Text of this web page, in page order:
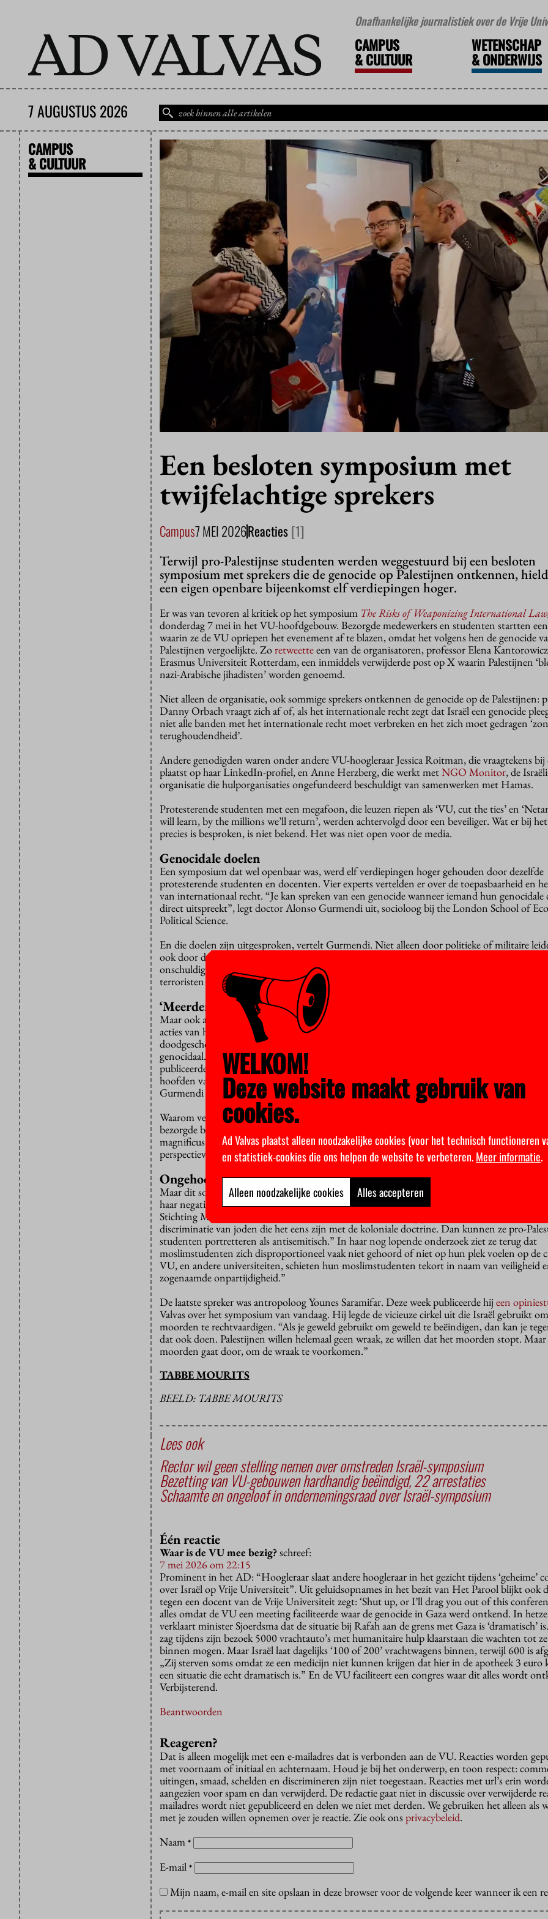
Onafhankelijke journalistiek over de Vrije
CAMPUS
&CULTUUR
WETENSCHAP
&ONDERWIJS
7 AUGUSTUS 2026
CAMPUS
& CULTUUR
Een besloten symposium met
twijfelachtige sprekers
Campus7 MEI 2026Reacties[1]
Terwijl pro-Palestijnse studenten werden weggestuurd bij een besloten
symposium met sprekers die de genocide op Palestijnen ontkennen,
een eigen openbare bijeenkomst elf verdiepingen hoger.
Er was van tevoren al kritiek op het symposium The Risks of Weaponizing International Law
donderdag 7 mei in het VU-hoofdgebouw. Bezorgde medewerkers en studenten startten een
waarin ze de VU opriepen het evenement af te blazen, omdat het volgens hen de genocide
Palestijnen vergoelijkte. Zoretweetteeen van de organisatoren, professor Elena
Erasmus Universiteit Rotterdam, een inmiddels verwijderde post op X waarin Palestijnen
nazi-Arabische jihadisten’ worden genoemd.
Niet alleen de organisatie, ook sommige sprekers ontkennen de genocide op de Palestijnen:
Danny Orbach vraagt zich af of, als het internationale recht zegt dat Israël een genocide
niet alle banden met het internationale recht moet verbreken en het zich moet gedragen
terughoudendheid’.
Andere genodigden waren onder andere VU-hoogleraar Jessica Roitman, die vraagtekens bij
plaatst op haar LinkedIn-profiel, en Anne Herzberg, die werkt metNGO Monitor, de
organisatie die hulporganisaties ongefundeerd beschuldigt van samenwerken met Hamas.
Protesterende studenten met een megafoon, die leuzen riepen als ‘VU, cut the ties’ en
will learn, by the millions we’ll return’, werden achtervolgd door een beveiliger. Wat er bij
precies is besproken, is niet bekend. Het was niet open voor de media.
Genocidale doelen
Een symposium dat wel openbaar was, werd elf verdiepingen hoger gehouden door dezelfde
protesterende studenten en docenten. Vier experts vertelden er over de toepasbaarheid en
van internationaal recht. “Je kan spreken van een genocide wanneer iemand hun genocidale
direct uitspreekt”, legt doctor Alonso Gurmendi uit, socioloog bij the London School of
Political Science.
En die doelen zijn uitgesproken, vertelt Gurmendi. Niet alleen door politieke of militaire
ook door de soldaten zelf, die onder meer zijn vastgelegd terwijl ze zeggen dat niemand in
onschuldig is, of dat Palestijnse kinderen maar beter vermoord kunnen worden zodat ze later
terroristen kunnen worden.
‘Meerdere perspectieven’
Maar ook als Israël die doelen niet direct had uitgesproken, kan genocidaal beleid worden
acties van het land, stelt Gurmendi. Hij somt op: de zogenaamde kill zones, gebieden waarin je
doodgeschoten kan worden door het Israëlische leger zonder aanleiding of waarschuwing, zijn
genocidaal. Het bombarderen van burgerdoelwitten, zoals scholen of ziekenhuizen, ook. De
publiceerde een tijd geleden een onderzoek
hoofden van kinderen. Daarmee is de juridische definitie van genocide op twee manieren
Gurmendi uit: het leger en diens leiders spreken het uit, en ze handelen ernaar.
Waarom verwelkomt de VU dan sprekers die de genocide op Palestijnen ontkennen? Als
bezorgde brief van de onderdeelcommissie van de Sociale- en Geesteswetenschappen, zouden
magnificus Jeroen Geurts en decaan Gregor Halffhebben benadrukt dat het belangrijk is om
perspectieven aan bod te laten komen bij zo’n evenement.
Ongehoorde moslimstudenten
Maar dit soort bijeenkomsten stimuleert islamofobie, stelt antropoloog Rahma Bavelaar, wat
haar negatieve gevolgen heeft voor het welzijn van moslimstudenten. Ze is een van de
Stichting Meld Islamofobie. “De Taskforce Antisemitisme (opgericht door de overheid)
discriminatie van joden die het eens zijn met de koloniale doctrine. Dan kunnen ze pro-
studenten portretteren als antisemitisch.” In haar nog lopende onderzoek ziet ze terug dat
moslimstudenten zich disproportioneel vaak niet gehoord of niet op hun plek voelen op de
VU, en andere universiteiten, schieten hun moslimstudenten tekort in naam van veiligheid
zogenaamde onpartijdigheid.”
De laatste spreker was antropoloog Younes Saramifar. Deze week publiceerde hij een
Valvas over het symposium van vandaag. Hij legde de vicieuze cirkel uit die Israël gebruikt
moorden te rechtvaardigen. “Als je geweld gebruikt om geweld te beëindigen, dan kan je
dat ook doen. Palestijnen willen helemaal geen wraak, ze willen dat het moorden stopt.
moorden gaat door, om de wraak te voorkomen.”
TABBE MOURITS
BEELD: TABBE MOURITS
Lees ook
Rector wil geen stelling nemen over omstreden Israël-symposium
Bezetting van VU-gebouwen hardhandig beëindigd, 22 arrestaties
Schaamte en ongeloof in ondernemingsraad over Israël-symposium
Één reactie
Waar is de VU mee bezig?schreef:
7 mei 2026 om 22:15
Prominent in het AD: “Hoogleraar slaat andere hoogleraar in het gezicht tijdens ‘geheime’
over Israël op Vrije Universiteit”. Uit geluidsopnames in het bezit van Het Parool blijkt ook
tegen een docent van de Vrije Universiteit zegt: ‘Shut up, or I’ll drag you out of this
alles omdat de VU een meeting faciliteerde waar de genocide in Gaza werd ontkend. In
verklaart minister Sjoerdsma dat de situatie bij Rafah aan de grens met Gaza is ‘dramatisch’
zag tijdens zijn bezoek 5000 vrachtauto’s met humanitaire hulp klaarstaan die wachten tot
binnen mogen. Maar Israël laat dagelijks ‘100 of 200’ vrachtwagens binnen, terwijl 600 is
„Zij sterven soms omdat ze een medicijn niet kunnen krijgen dat hier in de apotheek 3 euro
een situatie die echt dramatisch is.” En de VU faciliteert een congres waar dit alles wordt
Verbijsterend.
Beantwoorden
Reageren?
Dat is alleen mogelijk met een e-mailadres dat is verbonden aan de VU. Reacties worden
met voornaam of initiaal en achternaam. Houd je bij het onderwerp, en toon respect:
uitingen, smaad, schelden en discrimineren zijn niet toegestaan. Reacties met url’s erin
aangezien voor spam en dan verwijderd. De redactie gaat niet in discussie over verwijderde
mailadres wordt niet gepubliceerd en delen we niet met derden. We gebruiken het alleen als
met je zouden willen opnemen over je reactie. Zie ook onsprivacybeleid.
Naam *
E-mail *
Mijn naam, e-mail en site opslaan in deze browser voor de volgende keer wanneer ik een
WELKOM!
Deze website maakt gebruik van
cookies.
Ad Valvas plaatst alleen noodzakelijke cookies (voor het technisch functioneren
en statistiek-cookies die ons helpen de website te verbeteren.Meer informatie.
Alleen noodzakelijke cookies Alles accepteren